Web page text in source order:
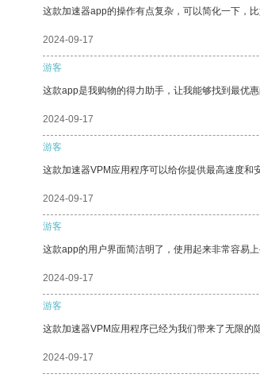
这款加速器app的操作有点复杂，可以简化一下，比
2024-09-17
游客
这款app是我购物的得力助手，让我能够找到最优惠
2024-09-17
游客
这款加速器VPM应用程序可以给你提供最高速度和
2024-09-17
游客
这款app的用户界面简洁明了，使用起来非常容易上
2024-09-17
游客
这款加速器VPM应用程序已经为我们带来了无限的
2024-09-17